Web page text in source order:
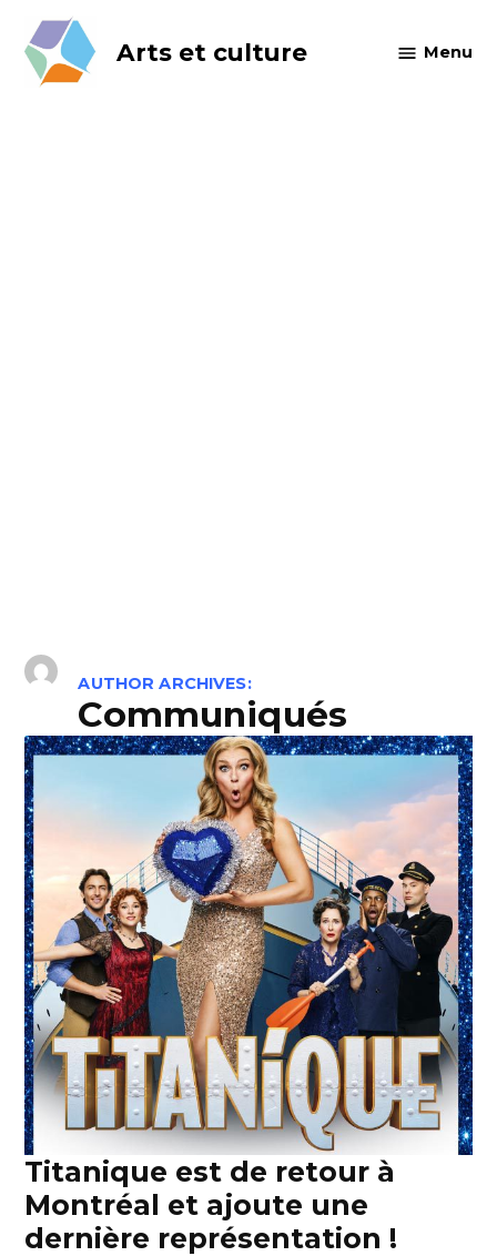
content
Arts et culture Menu
AUTHOR ARCHIVES:
Communiqués
Titanique est de retour à
Montréal et ajoute une
dernière représentation !